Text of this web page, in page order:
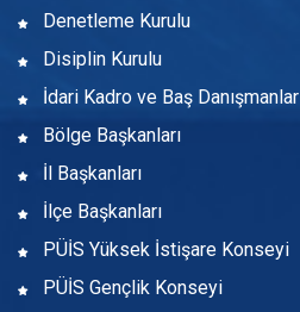
Denetleme Kurulu
Disiplin Kurulu
İdari Kadro ve Baş Danışmanlar
Bölge Başkanları
İl Başkanları
İlçe Başkanları
PÜİS Yüksek İstişare Konseyi
PÜİS Gençlik Konseyi